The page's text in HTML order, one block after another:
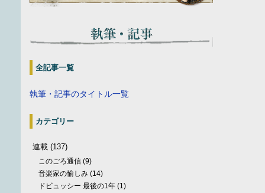
全記事一覧
執筆・記事のタイトル一覧
カテゴリー
連載 (137)
このごろ通信 (9)
音楽家の愉しみ (14)
ドビュッシー 最後の1年 (1)